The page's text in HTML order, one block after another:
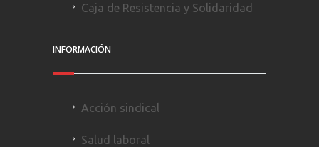
Caja de Resistencia y Solidaridad
INFORMACIÓN
Acción sindical
Salud laboral